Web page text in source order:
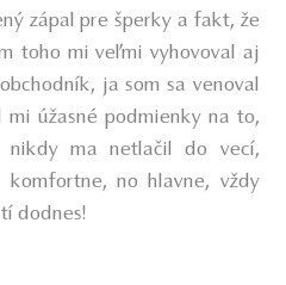
zápal pre šperky a fakt, že
toho mi veľmi vyhovoval aj
ja som sa venoval
úžasné podmienky na to,
nikdy ma netlačil do vecí,
no hlavne, vždy
dodnes!